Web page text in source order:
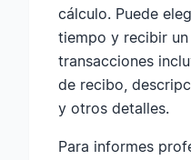
cálculo. Puede
tiempo y recibir
transacciones
de recibo,
y otros detalles.
Para informes